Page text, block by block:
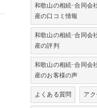
和歌山の相続･合同会
産の口コミ情報
和歌山の相続･合同会
産の評判
和歌山の相続･合同会
産のお客様の声
よくある質問
ア